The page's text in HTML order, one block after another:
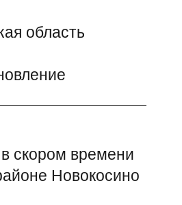
область
скором времени
Новокосино